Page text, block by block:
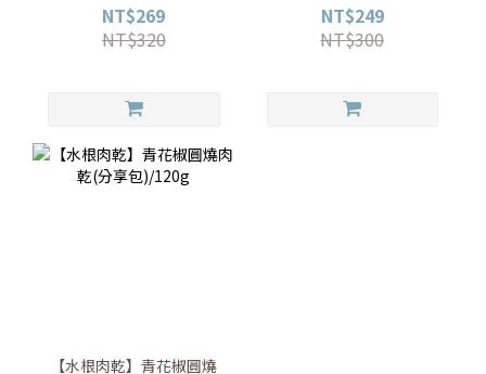
NT$269
NT$320
NT$249
NT$300
【水根肉乾】青花椒圓燒